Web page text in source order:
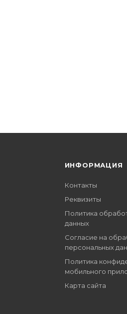
ИНФОРМАЦИЯ
Контакты
Реквизиты
Политика
данных
Согласие на
персональных
Политика
мобильного
Карта сайта